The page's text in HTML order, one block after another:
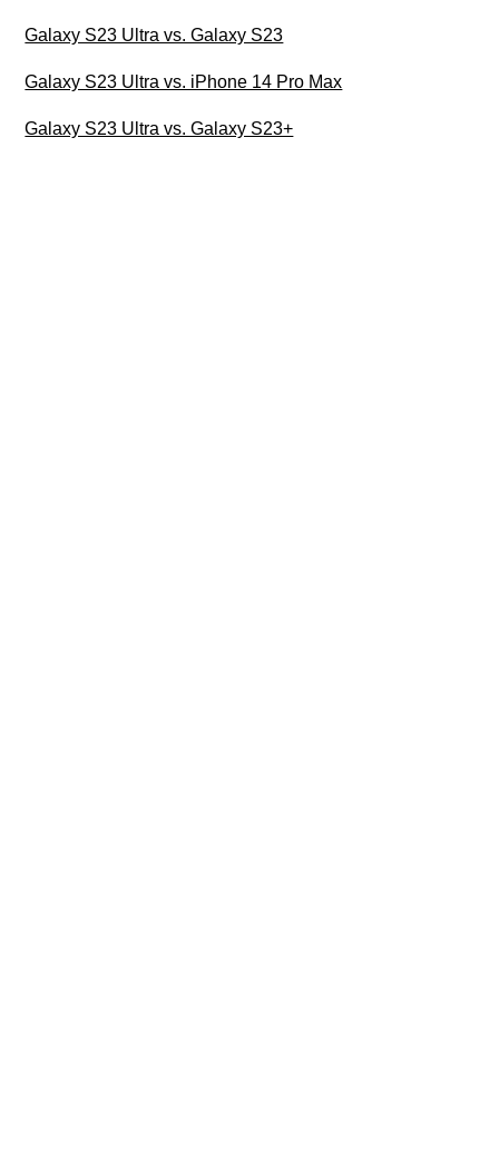
Galaxy S23 Ultra vs. Galaxy S23
Galaxy S23 Ultra vs. iPhone 14 Pro Max
Galaxy S23 Ultra vs. Galaxy S23+